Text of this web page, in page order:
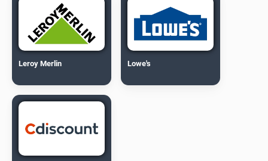
Leroy Merlin Lowe's